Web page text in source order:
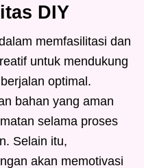
DIY
memfasilitasi dan
untuk mendukung
optimal.
bahan yang aman
selama proses
Selain itu,
akan memotivasi